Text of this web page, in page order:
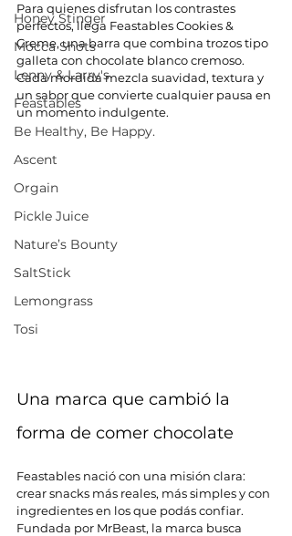
Honey Stinger
Mocca Shots
Lenny & Larry's
Feastables
Be Healthy, Be Happy.
Ascent
Orgain
Pickle Juice
Nature’s Bounty
SaltStick
Lemongrass
Tosi
Para quienes disfrutan los contrastes
perfectos, llega Feastables Cookies &
Creme, una barra que combina trozos tipo
galleta con chocolate blanco cremoso.
Cada mordida mezcla suavidad, textura y
un sabor que convierte cualquier pausa en
un momento indulgente.
Una marca que cambió la
forma de comer chocolate
Feastables nació con una misión clara:
crear snacks más reales, más simples y con
ingredientes en los que podás confiar.
Fundada por MrBeast, la marca busca